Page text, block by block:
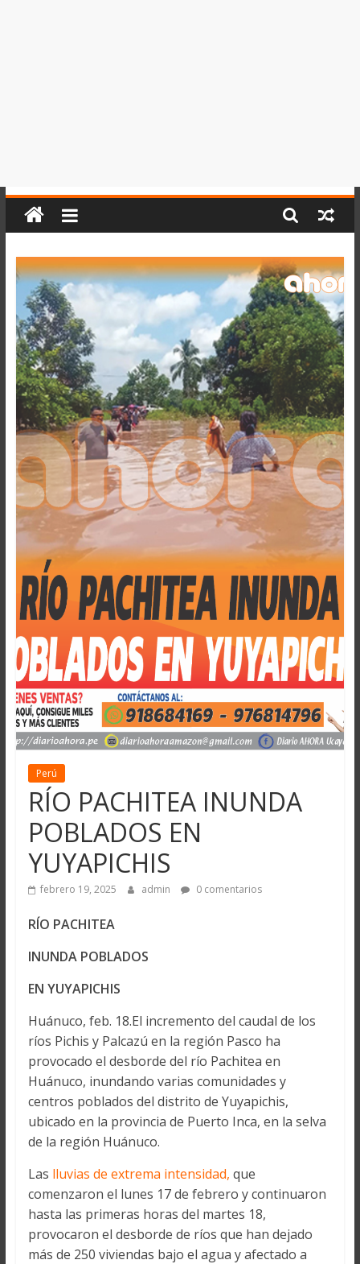
Perú
RÍO PACHITEA INUNDA
POBLADOS EN
YUYAPICHIS
febrero 19, 2025 admin 0 comentarios
RÍO PACHITEA
INUNDA POBLADOS
EN YUYAPICHIS
Huánuco, feb. 18.El incremento del caudal de los
ríos Pichis y Palcazú en la región Pasco ha
provocado el desborde del río Pachitea en
Huánuco, inundando varias comunidades y
centros poblados del distrito de Yuyapichis,
ubicado en la provincia de Puerto Inca, en la selva
de la región Huánuco.
Las lluvias de extrema intensidad, que
comenzaron el lunes 17 de febrero y continuaron
hasta las primeras horas del martes 18,
provocaron el desborde de ríos que han dejado
más de 250 viviendas bajo el agua y afectado a